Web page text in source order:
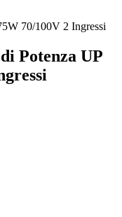
Potenza UP